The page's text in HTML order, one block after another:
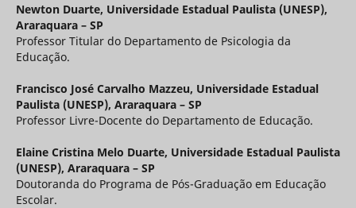
Newton Duarte, Universidade Estadual Paulista (UNESP),
Araraquara – SP
Professor Titular do Departamento de Psicologia da
Educação.
Francisco José Carvalho Mazzeu, Universidade Estadual
Paulista (UNESP), Araraquara – SP
Professor Livre-Docente do Departamento de Educação.
Elaine Cristina Melo Duarte, Universidade Estadual Paulista
(UNESP), Araraquara – SP
Doutoranda do Programa de Pós-Graduação em Educação
Escolar.